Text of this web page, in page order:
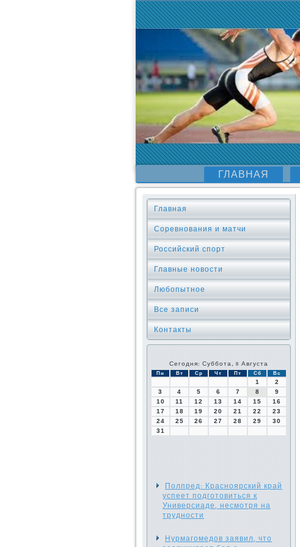
ГЛАВНАЯ
Главная
Соревнования и матчи
Российский спорт
Главные новости
Любопытное
Все записи
Контакты
Сегодня: Суббота, 8 Августа
Пн Вт Ср Чт Пт Сб Вс
1
2
3
4 5 6 7 8
9
10
11 12 13 14 15
16
17
18 19 20 21 22
23
24
25 26 27 28 29
30
31
Полпред: Красноярский край
успеет подготовиться к
Универсиаде, несмотря на
трудности
Нурмагомедов заявил, что